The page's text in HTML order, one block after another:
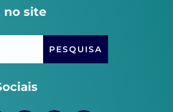
no site